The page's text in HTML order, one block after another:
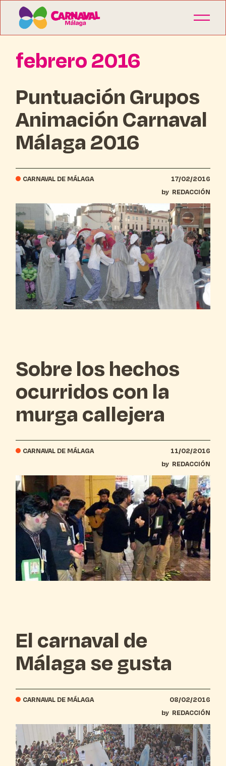
febrero 2016
Puntuación Grupos
Animación Carnaval
Málaga 2016
CARNAVAL DE MÁLAGA
17/02/2016
by REDACCIÓN
Sobre los hechos
ocurridos con la
murga callejera
CARNAVAL DE MÁLAGA
11/02/2016
by REDACCIÓN
El carnaval de
Málaga se gusta
CARNAVAL DE MÁLAGA
08/02/2016
by REDACCIÓN